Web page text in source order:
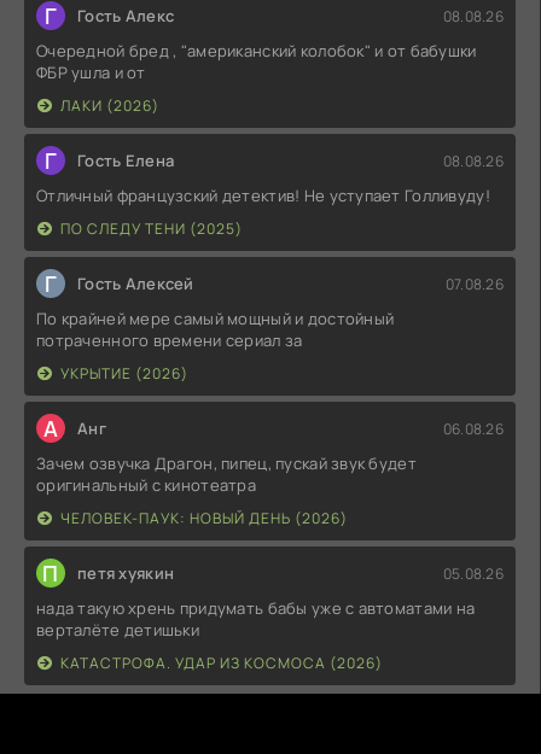
Г Гость Алекс 08.08.26
Очередной бред , "американский колобок" и от бабушки
ФБР ушла и от
ЛАКИ (2026)
Г Гость Елена 08.08.26
Отличный французский детектив! Не уступает Голливуду!
ПО СЛЕДУ ТЕНИ (2025)
Г Гость Алексей 07.08.26
По крайней мере самый мощный и достойный
потраченного времени сериал за
УКРЫТИЕ (2026)
А Анг 06.08.26
Зачем озвучка Драгон, пипец, пускай звук будет
оригинальный с кинотеатра
ЧЕЛОВЕК-ПАУК: НОВЫЙ ДЕНЬ (2026)
П петя хуякин 05.08.26
нада такую хрень придумать бабы уже с автоматами на
верталёте детишьки
КАТАСТРОФА. УДАР ИЗ КОСМОСА (2026)